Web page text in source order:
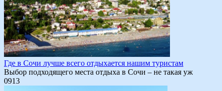
Где в Сочи лучше всего отдыхается нашим туристам
Выбор подходящего места отдыха в Сочи – не такая уж
0913